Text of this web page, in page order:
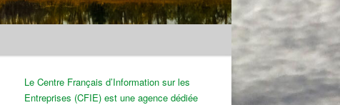
Le Centre Français d’Information sur les
Entreprises (CFIE) est une agence dédiée